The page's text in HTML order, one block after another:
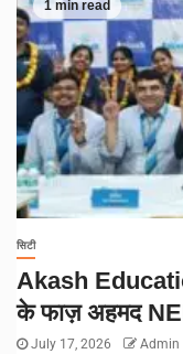
1 min read
सिटी
Akash
के फाज़ अहमद
July 17, 2026 Admin